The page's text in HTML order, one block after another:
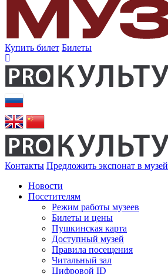
Купить билет Билеты
Контакты Предложить экспонат в музей
Новости
Посетителям
Режим работы музеев
Билеты и цены
Пушкинская карта
Доступный музей
Правила посещения
Читальный зал
Цифровой ID